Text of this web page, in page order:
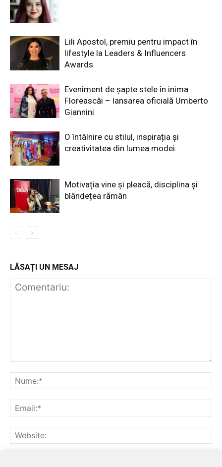
Lili Apostol, premiu pentru impact în
lifestyle la Leaders & Influencers
Awards
Eveniment de șapte stele în inima
Floreascăi – lansarea oficială Umberto
Giannini
O întâlnire cu stilul, inspirația și
creativitatea din lumea modei.
Motivația vine și pleacă, disciplina și
blândețea rămân
LĂSAȚI UN MESAJ